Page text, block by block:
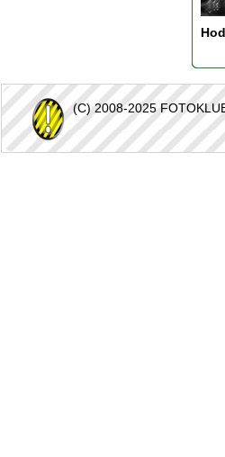
(C) 2008-2025